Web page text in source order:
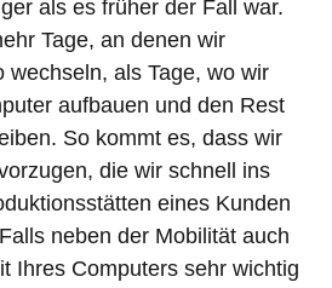
als es früher der Fall war.
Tage, an denen wir
wechseln, als Tage, wo wir
aufbauen und den Rest
So kommt es, dass wir
die wir schnell ins
eines Kunden
neben der Mobilität auch
Ihres Computers sehr wichtig